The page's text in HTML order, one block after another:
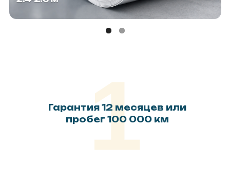
1
Гарантия 12 месяцев или
пробег 100 000 км